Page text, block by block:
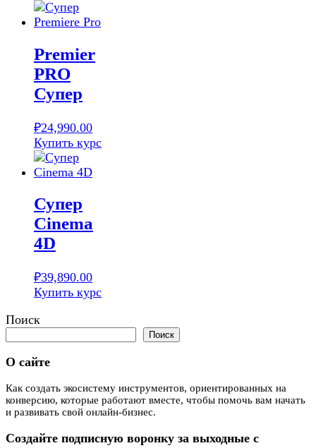
Premier
PRO
Супер
₽24,990.00
Купить курс
Супер
Cinema
4D
₽39,890.00
Купить курс
Поиск
Поиск
О сайте
Как создать экосистему инструментов, ориентированных на
конверсию, которые работают вместе, чтобы помочь вам начать
и развивать свой онлайн-бизнес.
Создайте подписную воронку за выходные с